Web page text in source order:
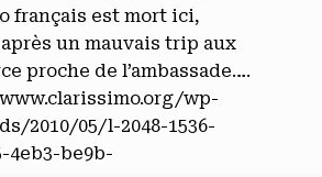
français est mort ici,
un mauvais trip aux
proche de l’ambassade….
wp-
2010/05/l-2048-1536-
4eb3-be9b-